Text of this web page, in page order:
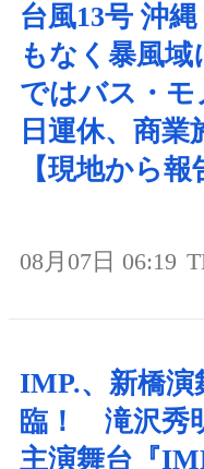
台風13号 沖
もなく暴風
ではバス・
日運休、商業
【現地から報
08月07日 06:19
IMP.、新橋演
臨！ 滝沢秀
主演舞台『